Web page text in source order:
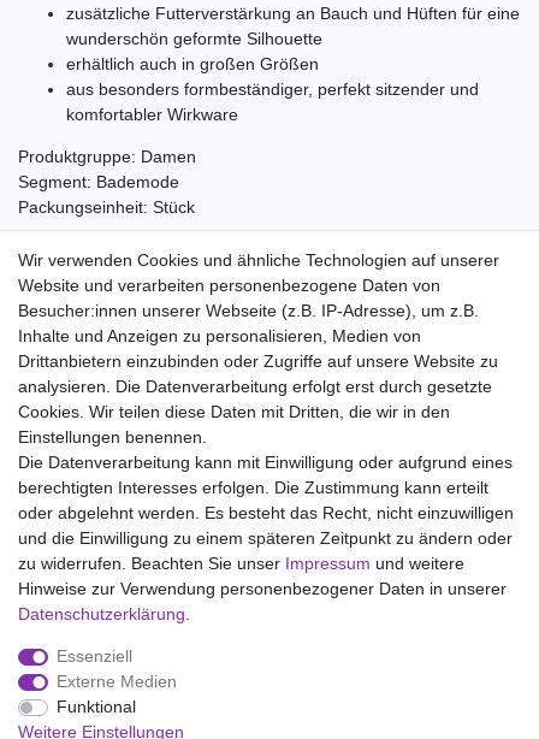
zusätzliche Futterverstärkung an Bauch und Hüften für eine
wunderschön geformte Silhouette
erhältlich auch in großen Größen
aus besonders formbeständiger, perfekt sitzender und
komfortabler Wirkware
Produktgruppe: Damen
Segment: Bademode
Packungseinheit: Stück
Material:
80% Polyamid
20% Elastan
Wir liefern mit DHL (auch Samstags)
Kostenloser Versand
14 Tage Rückgaberecht
Impressum Daten­schutz­erklärung AGB
Widerrufs­recht
Wir verwenden Cookies und ähnliche Technologien auf unserer
Website und verarbeiten personenbezogene Daten von
Besucher:innen unserer Webseite (z.B. IP-Adresse), um z.B.
Inhalte und Anzeigen zu personalisieren, Medien von
Drittanbietern einzubinden oder Zugriffe auf unsere Website zu
analysieren. Die Datenverarbeitung erfolgt erst durch gesetzte
Cookies. Wir teilen diese Daten mit Dritten, die wir in den
Einstellungen benennen.
Die Datenverarbeitung kann mit Einwilligung oder aufgrund eines
berechtigten Interesses erfolgen. Die Zustimmung kann erteilt
oder abgelehnt werden. Es besteht das Recht, nicht einzuwilligen
und die Einwilligung zu einem späteren Zeitpunkt zu ändern oder
zu widerrufen. Beachten Sie unser Impressum und weitere
Hinweise zur Verwendung personenbezogener Daten in unserer
Daten­schutz­erklärung
Essenziell
Externe Medien
Funktional
Weitere Einstellungen